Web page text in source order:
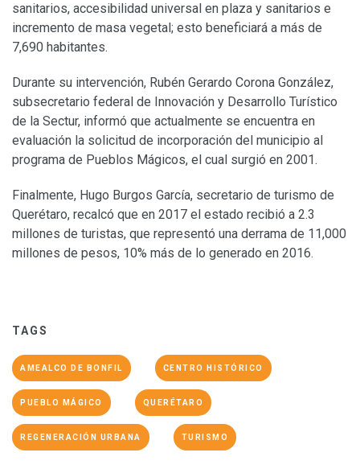
sanitarios, accesibilidad universal en plaza y sanitarios e
incremento de masa vegetal; esto beneficiará a más de
7,690 habitantes.
Durante su intervención, Rubén Gerardo Corona González,
subsecretario federal de Innovación y Desarrollo Turístico
de la Sectur, informó que actualmente se encuentra en
evaluación la solicitud de incorporación del municipio al
programa de Pueblos Mágicos, el cual surgió en 2001.
Finalmente, Hugo Burgos García, secretario de turismo de
Querétaro, recalcó que en 2017 el estado recibió a 2.3
millones de turistas, que representó una derrama de 11,000
millones de pesos, 10% más de lo generado en 2016.
TAGS
AMEALCO DE BONFIL CENTRO HISTÓRICO
PUEBLO MÁGICO QUERÉTARO
REGENERACIÓN URBANA TURISMO